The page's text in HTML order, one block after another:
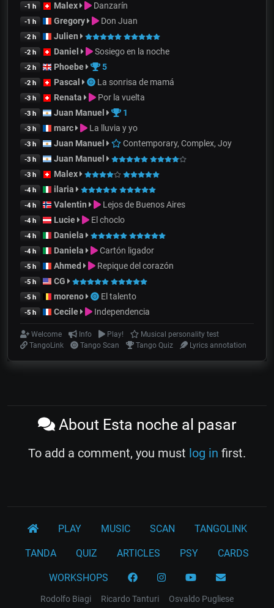
-1 h Malex Danzarín
-1 h Gregory Don Juan
-2 h Julien
-2 h Daniel Sosiego en la noche
-2 h Phoebe 5
-2 h Pascal La sonrisa de mamá
-3 h Renata Por la vuelta
-3 h Juan Manuel 1
-3 h marc La lluvia y yo
-3 h Juan Manuel Contemporary, Complex, Joy
-3 h Juan Manuel
-3 h Malex
-4 h ilaria
-4 h Valentin Lejos de Buenos Aires
-4 h Lucie El choclo
-4 h Daniela
-4 h Daniela Cartón ligador
-5 h Ahmed Repique del corazón
-5 h CG
-5 h moreno El talento
-5 h Cecile Independencia
Welcome Info Play!
Musical personality test
TangoLink
Tango Scan Tango Quiz Lyrics annotation
About Esta noche al pasar
To add a comment, you must log in first.
PLAY MUSIC SCAN TANGOLINK
TANDA QUIZ ARTICLES PSY CARDS
WORKSHOPS
Rodolfo Biagi Ricardo Tanturi Osvaldo Pugliese